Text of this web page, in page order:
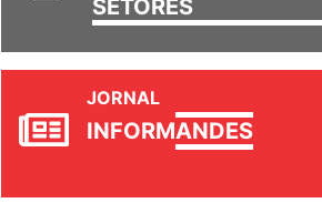
SETORES
JORNAL
INFORMANDES